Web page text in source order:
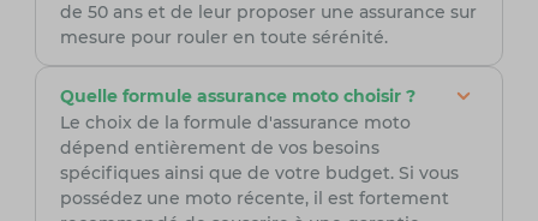
de 50 ans et de leur proposer une assurance sur
mesure pour rouler en toute sérénité.
Quelle formule assurance moto choisir ?
Le choix de la formule d'assurance moto
dépend entièrement de vos besoins
spécifiques ainsi que de votre budget. Si vous
possédez une moto récente, il est fortement